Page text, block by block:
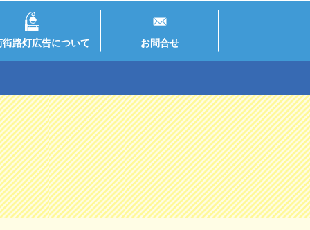
街路灯広告について お問合せ